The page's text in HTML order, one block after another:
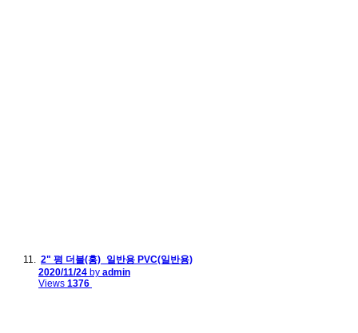
2" 평 더블(홍)_일반용 PVC(일반용)
2020/11/24 by admin
Views 1376